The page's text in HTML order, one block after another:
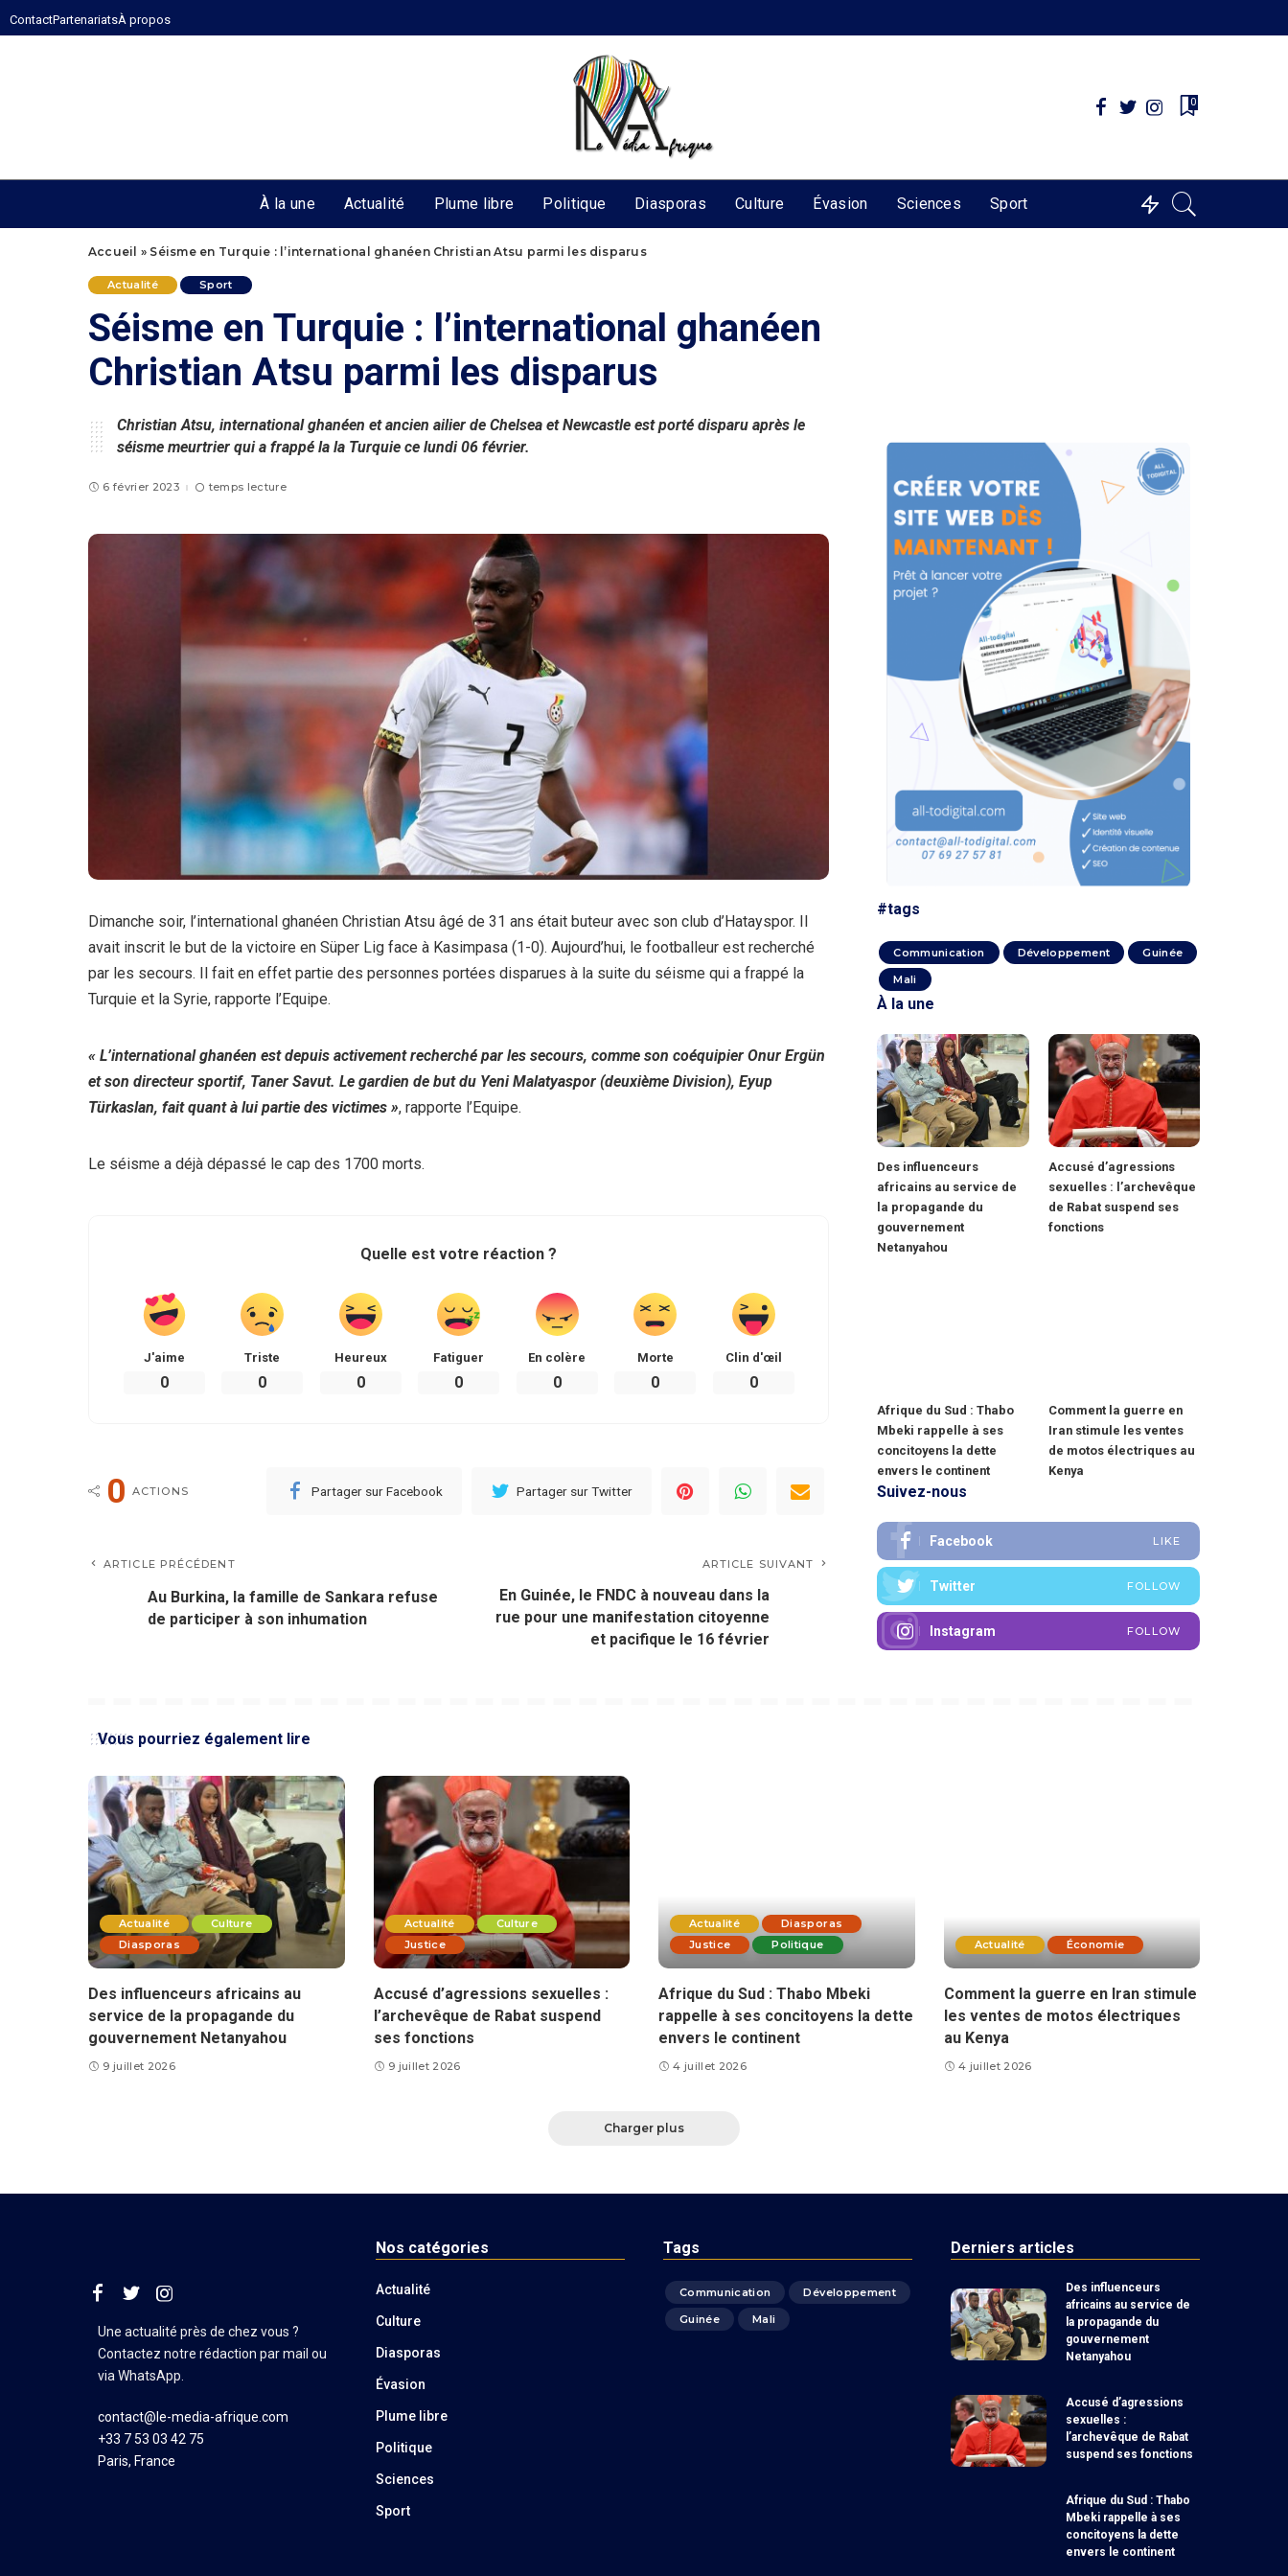
ContactPartenariatsÀ propos
0
À la une Actualité Plume libre Politique Diasporas Culture Évasion Sciences Sport
Accueil » Séisme en Turquie : l’international ghanéen Christian Atsu parmi les disparus
Actualité Sport
Séisme en Turquie : l’international ghanéen
Christian Atsu parmi les disparus
Christian Atsu, international ghanéen et ancien ailier de Chelsea et Newcastle est porté disparu après le
séisme meurtrier qui a frappé la la Turquie ce lundi 06 février.
6 février 2023 temps lecture
Dimanche soir, l’international ghanéen Christian Atsu âgé de 31 ans était buteur avec son club d’Hatayspor. Il
avait inscrit le but de la victoire en Süper Lig face à Kasimpasa (1-0). Aujourd’hui, le footballeur est recherché
par les secours. Il fait en effet partie des personnes portées disparues à la suite du séisme qui a frappé la
Turquie et la Syrie, rapporte l’Equipe.
« L’international ghanéen est depuis activement recherché par les secours, comme son coéquipier Onur Ergün
et son directeur sportif, Taner Savut. Le gardien de but du Yeni Malatyaspor (deuxième Division), Eyup
Türkaslan, fait quant à lui partie des victimes », rapporte l’Equipe.
Le séisme a déjà dépassé le cap des 1700 morts.
Quelle est votre réaction ?
J'aime
0
Triste
0
Heureux
0
Fatiguer
0
En colère
0
Morte
0
Clin d'œil
0
0 ACTIONS Partager sur Facebook Partager sur Twitter
ARTICLE PRÉCÉDENT
Au Burkina, la famille de Sankara refuse
de participer à son inhumation
ARTICLE SUIVANT
En Guinée, le FNDC à nouveau dans la
rue pour une manifestation citoyenne
et pacifique le 16 février
#tags
Communication Développement
Guinée
Mali
À la une
Des influenceurs
africains au service de
la propagande du
gouvernement
Netanyahou
Accusé d’agressions
sexuelles : l’archevêque
de Rabat suspend ses
fonctions
Afrique du Sud : Thabo
Mbeki rappelle à ses
concitoyens la dette
envers le continent
Comment la guerre en
Iran stimule les ventes
de motos électriques au
Kenya
Suivez-nous
Facebook LIKE
Twitter FOLLOW
Instagram FOLLOW
Vous pourriez également lire
Actualité
Culture
Diasporas
Des influenceurs africains au
service de la propagande du
gouvernement Netanyahou
9 juillet 2026
Actualité
Culture
Justice
Accusé d’agressions sexuelles :
l’archevêque de Rabat suspend
ses fonctions
9 juillet 2026
Actualité
Diasporas
Justice
Politique
Afrique du Sud : Thabo Mbeki
rappelle à ses concitoyens la dette
envers le continent
4 juillet 2026
Actualité Économie
Comment la guerre en Iran stimule
les ventes de motos électriques
au Kenya
4 juillet 2026
Charger plus
Une actualité près de chez vous ?
Contactez notre rédaction par mail ou
via WhatsApp.
contact@le-media-afrique.com
+33 7 53 03 42 75
Paris, France
Nos catégories
Actualité
Culture
Diasporas
Évasion
Plume libre
Politique
Sciences
Sport
Tags
Communication
Développement
Guinée
Mali
Derniers articles
Des influenceurs
africains au service de
la propagande du
gouvernement
Netanyahou
Accusé d’agressions
sexuelles :
l’archevêque de Rabat
suspend ses fonctions
Afrique du Sud : Thabo
Mbeki rappelle à ses
concitoyens la dette
envers le continent